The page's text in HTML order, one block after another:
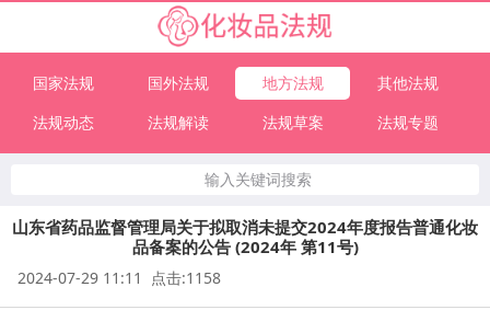
国家法规 国外法规 地方法规
其他法规
法规动态
法规解读 法规草案 法规专题
输入关键词搜索
山东省药品监督管理局关于拟取消未提交2024年度报告普通化妆
品备案的公告 (2024年 第11号)
2024-07-29 11:11 点击:1158